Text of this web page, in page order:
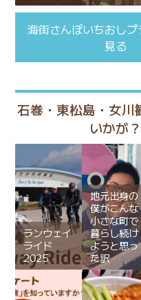
海街さんぽいちおしプ
見る
石巻・東松島・女川
いかが？
ランウェイ
ライド
2025
地元出身の
僕がこんな
小さな町で
暮らし続け
ようと思っ
た訳